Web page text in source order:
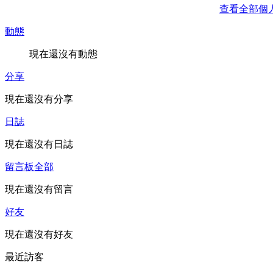
查看全部個
動態
現在還沒有動態
分享
現在還沒有分享
日誌
現在還沒有日誌
留言板全部
現在還沒有留言
好友
現在還沒有好友
最近訪客